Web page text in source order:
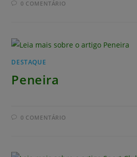
0 COMENTÁRIO
DESTAQUE
Peneira
0 COMENTÁRIO